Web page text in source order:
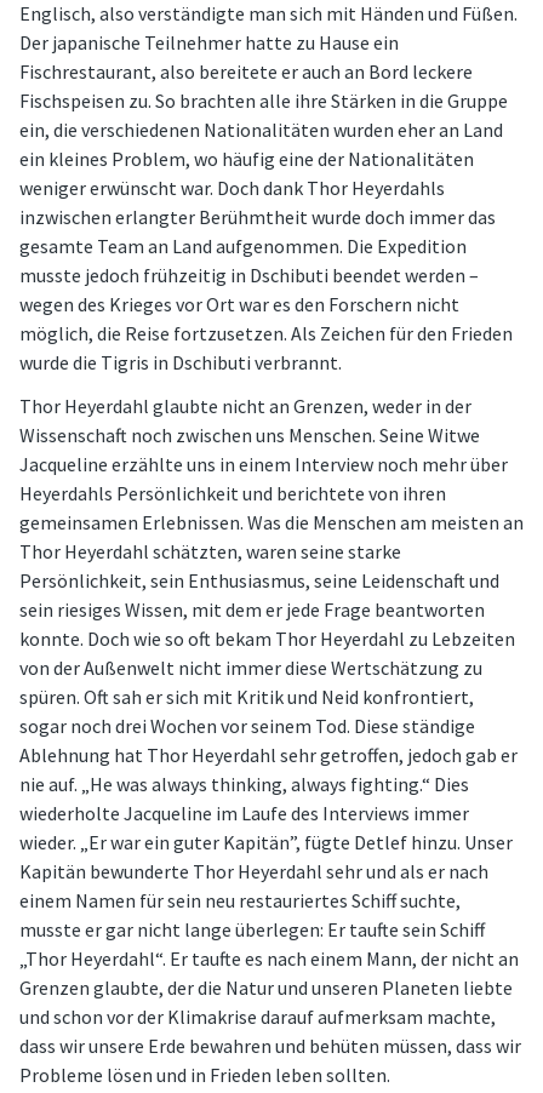
Englisch, also verständigte man sich mit Händen und Füßen.
Der japanische Teilnehmer hatte zu Hause ein
Fischrestaurant, also bereitete er auch an Bord leckere
Fischspeisen zu. So brachten alle ihre Stärken in die Gruppe
ein, die verschiedenen Nationalitäten wurden eher an Land
ein kleines Problem, wo häufig eine der Nationalitäten
weniger erwünscht war. Doch dank Thor Heyerdahls
inzwischen erlangter Berühmtheit wurde doch immer das
gesamte Team an Land aufgenommen. Die Expedition
musste jedoch frühzeitig in Dschibuti beendet werden –
wegen des Krieges vor Ort war es den Forschern nicht
möglich, die Reise fortzusetzen. Als Zeichen für den Frieden
wurde die Tigris in Dschibuti verbrannt.
Thor Heyerdahl glaubte nicht an Grenzen, weder in der
Wissenschaft noch zwischen uns Menschen. Seine Witwe
Jacqueline erzählte uns in einem Interview noch mehr über
Heyerdahls Persönlichkeit und berichtete von ihren
gemeinsamen Erlebnissen. Was die Menschen am meisten an
Thor Heyerdahl schätzten, waren seine starke
Persönlichkeit, sein Enthusiasmus, seine Leidenschaft und
sein riesiges Wissen, mit dem er jede Frage beantworten
konnte. Doch wie so oft bekam Thor Heyerdahl zu Lebzeiten
von der Außenwelt nicht immer diese Wertschätzung zu
spüren. Oft sah er sich mit Kritik und Neid konfrontiert,
sogar noch drei Wochen vor seinem Tod. Diese ständige
Ablehnung hat Thor Heyerdahl sehr getroffen, jedoch gab er
nie auf. „He was always thinking, always fighting.“ Dies
wiederholte Jacqueline im Laufe des Interviews immer
wieder. „Er war ein guter Kapitän”, fügte Detlef hinzu. Unser
Kapitän bewunderte Thor Heyerdahl sehr und als er nach
einem Namen für sein neu restauriertes Schiff suchte,
musste er gar nicht lange überlegen: Er taufte sein Schiff
„Thor Heyerdahl“. Er taufte es nach einem Mann, der nicht an
Grenzen glaubte, der die Natur und unseren Planeten liebte
und schon vor der Klimakrise darauf aufmerksam machte,
dass wir unsere Erde bewahren und behüten müssen, dass wir
Probleme lösen und in Frieden leben sollten.